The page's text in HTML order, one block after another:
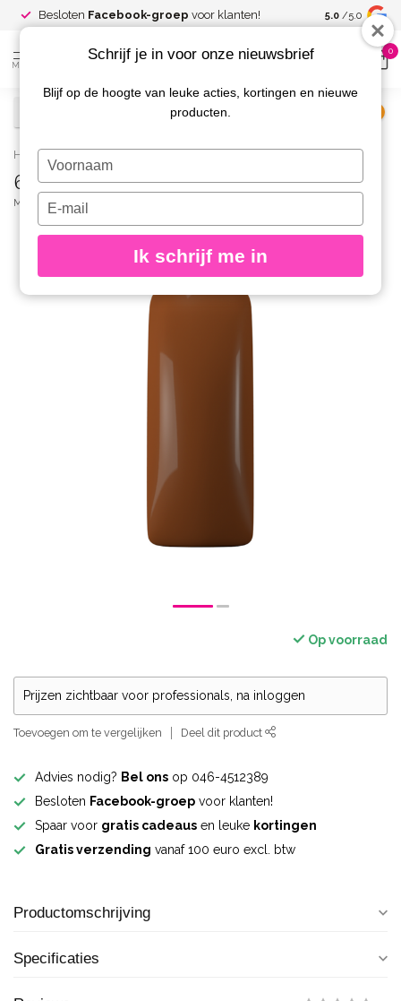
Besloten Facebook-groep voor klanten! Spaar voor
kortingen
5.0 /5.0
MENU
0
Home / 630 Gelpolish Sun-Kissed
630 Gelpolish Sun-Kissed
MAGNETIC
Op voorraad
Prijzen zichtbaar voor professionals, na inloggen
Toevoegen om te vergelijken Deel dit product
Advies nodig? Bel ons op 046-4512389
Besloten Facebook-groep voor klanten!
Spaar voor gratis cadeaus en leuke kortingen
Gratis verzending vanaf 100 euro excl. btw
Productomschrijving
Specificaties
Schrijf je in voor onze nieuwsbrief
Blijf op de hoogte van leuke acties, kortingen en nieuwe
producten.
Typ
je
naam
Typ
je
e-
in
Ik schrijf me in